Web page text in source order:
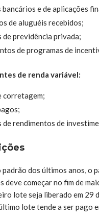
e de aplicações
de aluguéis recebidos;
de previdência privada;
de programas de
de renda variável:
corretagem;
de rendimentos de
padrão dos últimos anos, o
deve começar no fim de
lote seja liberado em 29
lote tende a ser pago